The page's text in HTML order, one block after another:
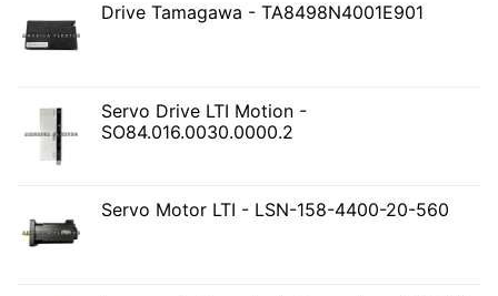
Drive Tamagawa - TA8498N4001E901
Servo Drive LTI Motion -
SO84.016.0030.0000.2
Servo Motor LTI - LSN-158-4400-20-560